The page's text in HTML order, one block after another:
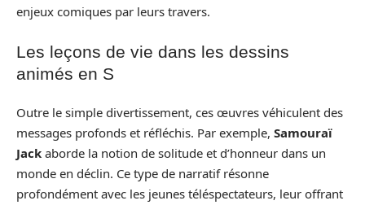
enjeux comiques par leurs travers.
Les leçons de vie dans les dessins
animés en S
Outre le simple divertissement, ces œuvres véhiculent des
messages profonds et réfléchis. Par exemple, Samouraï
Jack aborde la notion de solitude et d’honneur dans un
monde en déclin. Ce type de narratif résonne
profondément avec les jeunes téléspectateurs, leur offrant